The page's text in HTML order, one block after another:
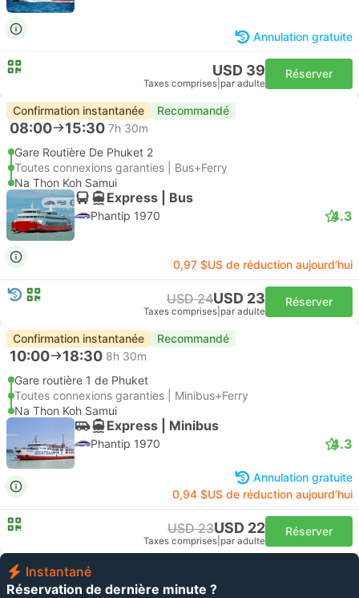
Annulation gratuite
USD 39
Taxes comprises par adulte
Réserver
Confirmation instantanée Recommandé
08:00 15:30 7h 30m
Gare Routière De Phuket 2
Toutes connexions garanties | Bus+Ferry
Na Thon Koh Samui
Express | Bus
Phantip 1970 4.3
0,97 $US de réduction aujourd’hui
USD 24USD 23
Taxes comprises par adulte
Réserver
Confirmation instantanée Recommandé
10:00 18:30 8h 30m
Gare routière 1 de Phuket
Toutes connexions garanties | Minibus+Ferry
Na Thon Koh Samui
Express | Minibus
Phantip 1970 4.3
Annulation gratuite
0,94 $US de réduction aujourd’hui
USD 23USD 22
Taxes comprises par adulte
Réserver
Instantané
Réservation de dernière minute ?